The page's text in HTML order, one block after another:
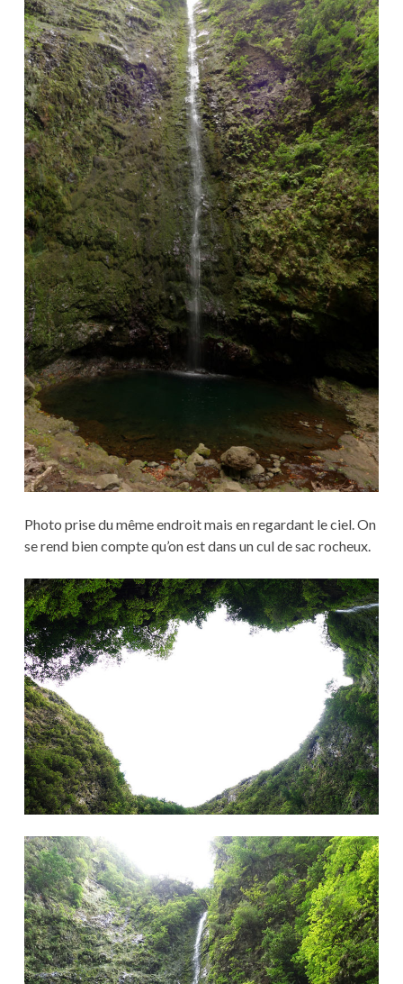
Photo prise du même endroit mais en regardant le ciel. On
se rend bien compte qu’on est dans un cul de sac rocheux.